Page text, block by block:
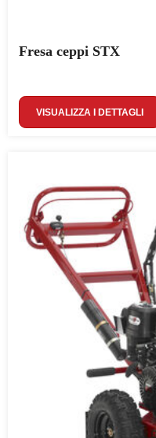
Fresa ceppi STX
VISUALIZZA I DETTAGLI